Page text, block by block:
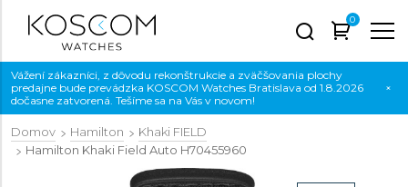
0
Vážení zákazníci, z dôvodu rekonštrukcie a zväčšovania plochy
predajne bude prevádzka KOSCOM Watches Bratislava od 1.8.2026
dočasne zatvorená. Tešíme sa na Vás v novom!
×
Domov Hamilton
Khaki FIELD
Hamilton Khaki Field Auto H70455960